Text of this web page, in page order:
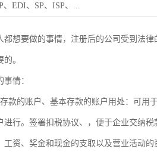
、EDI、SP、ISP、...
都想要做的事情，注册后的公司受到法
。
的事情：
款的账户、基本存款的账户用处：可
进行。签署扣税协议、，便于企业交纳
工资、奖金和现金的支取以及营业活动